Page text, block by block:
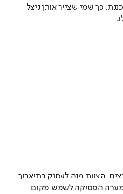
נוצרו בצורה מאורגנת ומתוכננת, כך שמי שצייר אותן ניצל
אחרי העיסוק במחקר החריצים, הצוות פנה לעסוק בתיארוך.
המסקנה שעלתה היא כי המערה הפסיקה לשמש מקום